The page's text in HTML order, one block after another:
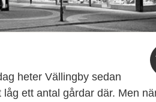
heter Vällingby sedan
ett antal gårdar där. Men